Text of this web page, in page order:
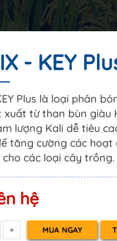
- KEY
Plus là loại phân
xuất từ than bùn giàu
lượng Kali dễ tiêu
tăng cường các hoạt
các loại cây trồng.
hệ